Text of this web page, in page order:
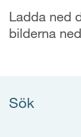
Ladda ned
bilderna
Sök